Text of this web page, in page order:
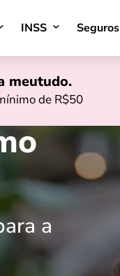
INSS Seguros
meutudo.
de R$50
a